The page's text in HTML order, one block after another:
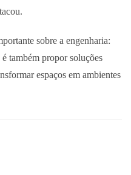
sobre a engenharia:
também propor soluções
espaços em ambientes